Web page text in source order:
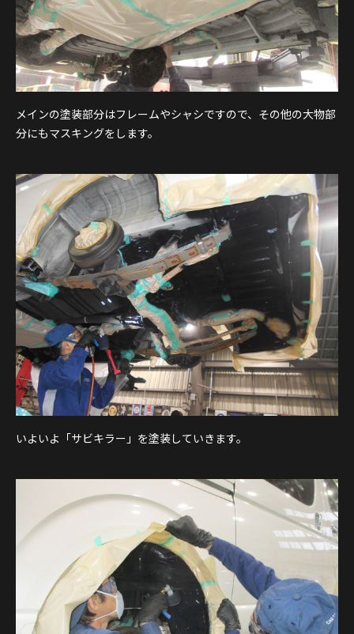
メインの塗装部分はフレームやシャシですので、その他の大物部
分にもマスキングをします。
いよいよ「サビキラー」を塗装していきます。